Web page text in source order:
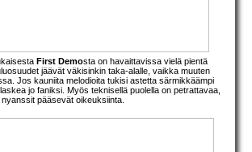
First Demosta on havaittavissa vielä pientä
jäävät väkisinkin taka-alalle, vaikka muuten
Jos kauniita melodioita tukisi astetta särmikkäämpi
jo faniksi. Myös teknisellä puolella on petrattavaa,
pääsevät oikeuksiinta.